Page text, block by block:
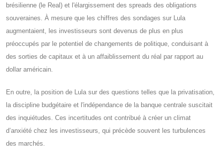
brésilienne (le Real) et l'élargissement des spreads des obligations
souveraines. À mesure que les chiffres des sondages sur Lula
augmentaient, les investisseurs sont devenus de plus en plus
préoccupés par le potentiel de changements de politique, conduisant à
des sorties de capitaux et à un affaiblissement du réal par rapport au
dollar américain.
En outre, la position de Lula sur des questions telles que la privatisation,
la discipline budgétaire et l'indépendance de la banque centrale suscitait
des inquiétudes. Ces incertitudes ont contribué à créer un climat
d’anxiété chez les investisseurs, qui précède souvent les turbulences
des marchés.